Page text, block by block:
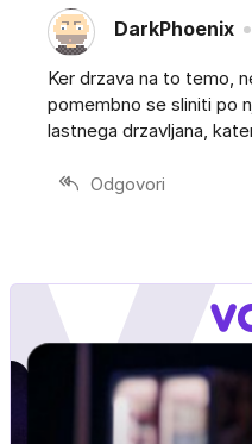
DarkPhoenix
Ker drzava na to temo,
pomembno se sliniti po
lastnega drzavljana,
Odgovori